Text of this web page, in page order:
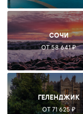
СОЧИ
ОТ 58 641 ₽
ГЕЛЕНДЖИК
ОТ 71 625 ₽